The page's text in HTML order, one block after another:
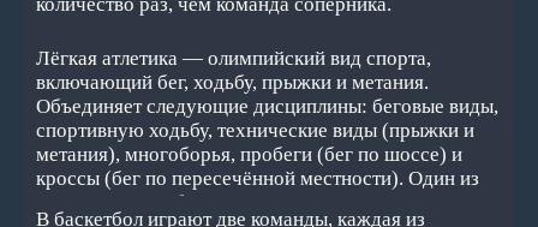
Лёгкая атлетика — олимпийский вид спорта,
включающий бег, ходьбу, прыжки и метания.
Объединяет следующие дисциплины: беговые виды,
спортивную ходьбу, технические виды (прыжки и
метания), многоборья, пробеги (бег по шоссе) и
кроссы (бег по пересечённой местности). Один из
основных и наиболее массовых видов спорта.
В баскетбол играют две команды, каждая из